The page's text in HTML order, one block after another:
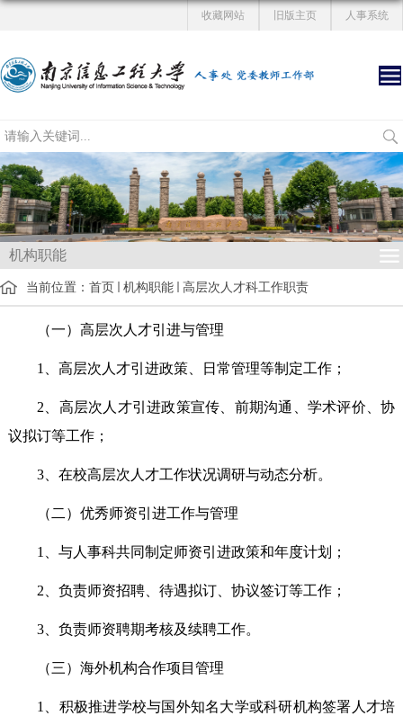
人事系统
旧版主页
收藏网站
机构职能
当前位置： 首页 机构职能 高层次人才科工作职责
（一）高层次人才引进与管理
1、高层次人才引进政策、日常管理等制定工作；
2、 高层次人才引进政策宣传、前期沟通、学术评价、协
议拟订等工作；
3、在校高层次人才工作状况调研与动态分析。
（二）优秀师资引进工作与管理
1、与人事科共同制定师资引进政策和年度计划；
2、负责师资招聘、待遇拟订、协议签订等工作；
3、负责师资聘期考核及续聘工作。
（三）海外机构合作项目管理
1、积极推进学校与国外知名大学或科研机构签署人才培